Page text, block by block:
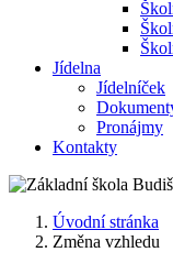
Jídelna
Jídelníček
Pronájmy
Kontakty
Úvodní stránka
Změna vzhledu